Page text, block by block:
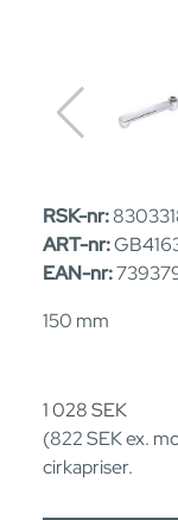
RSK-nr:
ART-nr:
EAN-nr:
150 mm
1 028SEK
(822SEKex.
cirkapriser.